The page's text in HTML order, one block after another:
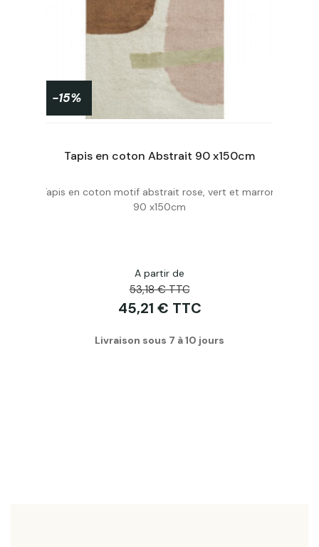
Acheter
PROMO !
-15%
Tapis en coton Abstrait 90 x150cm
Tapis en coton motif abstrait rose, vert et marron,
90 x150cm
A partir de
53,18 € TTC
45,21 € TTC
Livraison sous 7 à 10 jours